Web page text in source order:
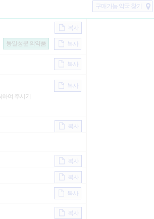
구매가능 약국 찾기
복사
복사
동일성분 의약품
복사
복사
여 주시기
복사
복사
복사
복사
복사